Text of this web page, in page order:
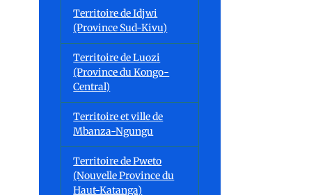
Territoire de Idjwi
(Province Sud-Kivu)
Territoire de Luozi
(Province du Kongo-
Central)
Territoire et ville de
Mbanza-Ngungu
Territoire de Pweto
(Nouvelle Province du
Haut-Katanga)